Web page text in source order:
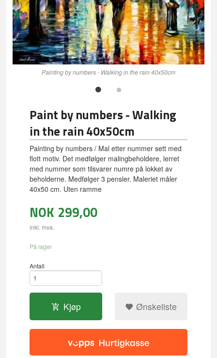
Painting by numbers - Walking in the rain 40x50cm
Paint by numbers - Walking
in the rain 40x50cm
Painting by numbers / Mal etter nummer sett med
flott motiv. Det medfølger malingbeholdere, lerret
med nummer som tilsvarer numre på lokket av
beholderne. Medfølger 3 pensler. Maleriet måler
40x50 cm. Uten ramme
NOK 299,00
inkl. mva.
På lager
Antall
Kjøp Ønskeliste